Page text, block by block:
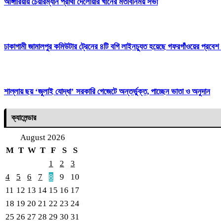
ঢাকাগামী জামালপুর কমিউটার ট্রেনের ৪টি বগি লাইনচ্যুত হয়েছে গফরগাঁওয়ের
শাল্লায় ছয় ‘জুলাই যোদ্ধা’ সরকারি গেজেটে অন্তর্ভুক্ত, পাচ্ছেন ভাতা ও অনুদান
ক্যালেন্ডার
August 2026
M T W T F S
S
1
2
3
4
5 6 7 8 9
10
11 12 13 14 15 16 17
18 19 20 21 22 23 24
25 26 27 28 29 30 31